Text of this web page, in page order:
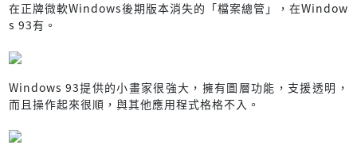
在正牌微軟Windows後期版本消失的「檔案總管」，在Window
s 93有。
Windows 93提供的小畫家很強大，擁有圖層功能，支援透明，
而且操作起來很順，與其他應用程式格格不入。